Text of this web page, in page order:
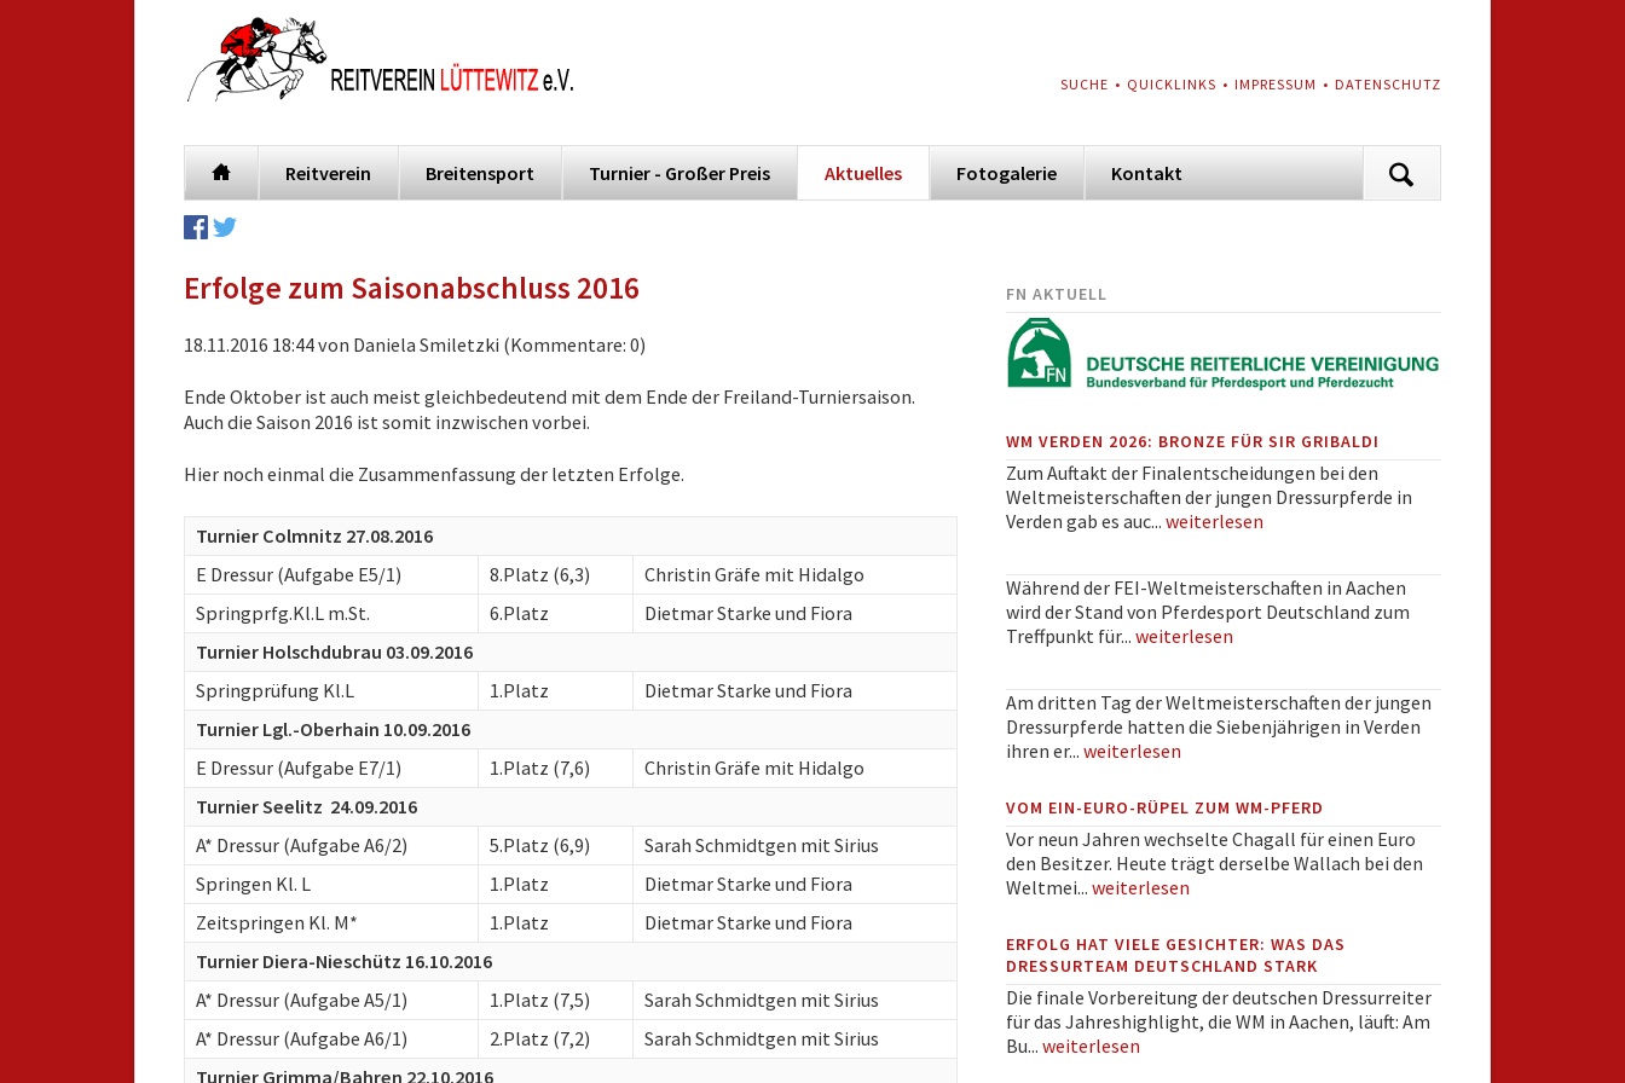
NAVIGATION
SUCHE QUICKLINKS IMPRESSUM DATENSCHUTZ
überspringen
Reitverein Breitensport Turnier - Großer Preis Aktuelles Fotogalerie Kontakt
Navigation
überspringen
Erfolge zum Saisonabschluss 2016
18.11.2016 18:44von Daniela Smiletzki (Kommentare: 0)
Ende Oktober ist auch meist gleichbedeutend mit dem Ende der Freiland-Turniersaison.
Auch die Saison 2016 ist somit inzwischen vorbei.
Hier noch einmal die Zusammenfassung der letzten Erfolge.
Turnier Colmnitz 27.08.2016
E Dressur (Aufgabe E5/1)
8.Platz (6,3)
Christin Gräfe mit Hidalgo
Springprfg.Kl.L m.St.
6.Platz
Dietmar Starke und Fiora
Turnier Holschdubrau 03.09.2016
Springprüfung Kl.L
1.Platz
Dietmar Starke und Fiora
Turnier Lgl.-Oberhain 10.09.2016
E Dressur (Aufgabe E7/1)
1.Platz (7,6)
Christin Gräfe mit Hidalgo
Turnier Seelitz 24.09.2016
A* Dressur (Aufgabe A6/2)
5.Platz (6,9)
Sarah Schmidtgen mit Sirius
Springen Kl. L
1.Platz
Dietmar Starke und Fiora
Zeitspringen Kl. M*
1.Platz
Dietmar Starke und Fiora
Turnier Diera-Nieschütz 16.10.2016
A* Dressur (Aufgabe A5/1)
1.Platz (7,5)
Sarah Schmidtgen mit Sirius
A* Dressur (Aufgabe A6/1)
2.Platz (7,2)
Sarah Schmidtgen mit Sirius
Turnier Grimma/Bahren 22.10.2016
FN AKTUELL
WM VERDEN 2026: BRONZE FÜR SIR GRIBALDI
Zum Auftakt der Finalentscheidungen bei den
Weltmeisterschaften der jungen Dressurpferde in
Verden gab es auc... weiterlesen
Während der FEI-Weltmeisterschaften in Aachen
wird der Stand von Pferdesport Deutschland zum
Treffpunkt für... weiterlesen
Am dritten Tag der Weltmeisterschaften der jungen
Dressurpferde hatten die Siebenjährigen in Verden
ihren er... weiterlesen
VOM EIN-EURO-RÜPEL ZUM WM-PFERD
Vor neun Jahren wechselte Chagall für einen Euro
den Besitzer. Heute trägt derselbe Wallach bei den
Weltmei... weiterlesen
ERFOLG HAT VIELE GESICHTER: WAS DAS
DRESSURTEAM DEUTSCHLAND STARK
Die finale Vorbereitung der deutschen Dressurreiter
für das Jahreshighlight, die WM in Aachen, läuft: Am
Bu... weiterlesen